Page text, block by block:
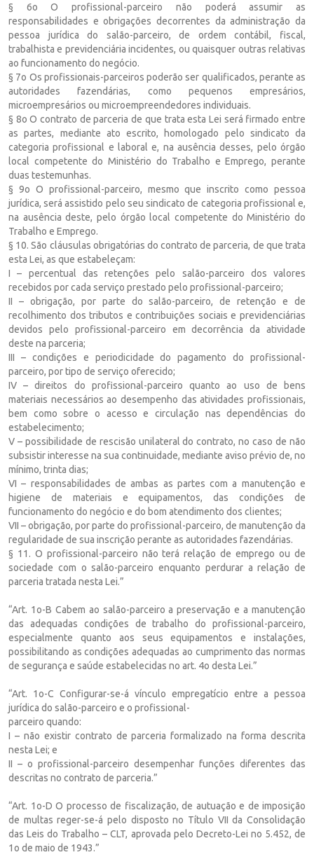
§ 6o O profissional-parceiro não poderá assumir as
responsabilidades e obrigações decorrentes da administração da
pessoa jurídica do salão-parceiro, de ordem contábil, fiscal,
trabalhista e previdenciária incidentes, ou quaisquer outras relativas
ao funcionamento do negócio.
§ 7o Os profissionais-parceiros poderão ser qualificados, perante as
autoridades fazendárias, como pequenos empresários,
microempresários ou microempreendedores individuais.
§ 8o O contrato de parceria de que trata esta Lei será firmado entre
as partes, mediante ato escrito, homologado pelo sindicato da
categoria profissional e laboral e, na ausência desses, pelo órgão
local competente do Ministério do Trabalho e Emprego, perante
duas testemunhas.
§ 9o O profissional-parceiro, mesmo que inscrito como pessoa
jurídica, será assistido pelo seu sindicato de categoria profissional e,
na ausência deste, pelo órgão local competente do Ministério do
Trabalho e Emprego.
§ 10. São cláusulas obrigatórias do contrato de parceria, de que trata
esta Lei, as que estabeleçam:
I – percentual das retenções pelo salão-parceiro dos valores
recebidos por cada serviço prestado pelo profissional-parceiro;
II – obrigação, por parte do salão-parceiro, de retenção e de
recolhimento dos tributos e contribuições sociais e previdenciárias
devidos pelo profissional-parceiro em decorrência da atividade
deste na parceria;
III – condições e periodicidade do pagamento do profissional-
parceiro, por tipo de serviço oferecido;
IV – direitos do profissional-parceiro quanto ao uso de bens
materiais necessários ao desempenho das atividades profissionais,
bem como sobre o acesso e circulação nas dependências do
estabelecimento;
V – possibilidade de rescisão unilateral do contrato, no caso de não
subsistir interesse na sua continuidade, mediante aviso prévio de, no
mínimo, trinta dias;
VI – responsabilidades de ambas as partes com a manutenção e
higiene de materiais e equipamentos, das condições de
funcionamento do negócio e do bom atendimento dos clientes;
VII – obrigação, por parte do profissional-parceiro, de manutenção da
regularidade de sua inscrição perante as autoridades fazendárias.
§ 11. O profissional-parceiro não terá relação de emprego ou de
sociedade com o salão-parceiro enquanto perdurar a relação de
parceria tratada nesta Lei.”
“Art. 1o-B Cabem ao salão-parceiro a preservação e a manutenção
das adequadas condições de trabalho do profissional-parceiro,
especialmente quanto aos seus equipamentos e instalações,
possibilitando as condições adequadas ao cumprimento das normas
de segurança e saúde estabelecidas no art. 4o desta Lei.”
“Art. 1o-C Configurar-se-á vínculo empregatício entre a pessoa
jurídica do salão-parceiro e o profissional-
parceiro quando:
I – não existir contrato de parceria formalizado na forma descrita
nesta Lei; e
II – o profissional-parceiro desempenhar funções diferentes das
descritas no contrato de parceria.”
“Art. 1o-D O processo de fiscalização, de autuação e de imposição
de multas reger-se-á pelo disposto no Título VII da Consolidação
das Leis do Trabalho – CLT, aprovada pelo Decreto-Lei no 5.452, de
1o de maio de 1943.”